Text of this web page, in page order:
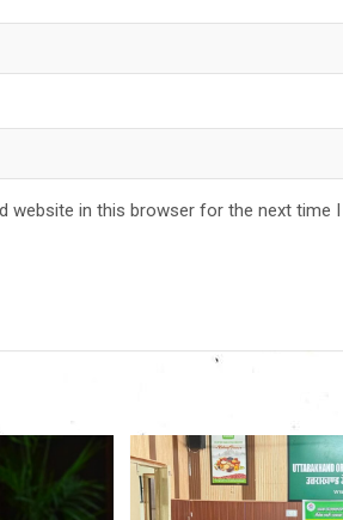
website in this browser for the next time